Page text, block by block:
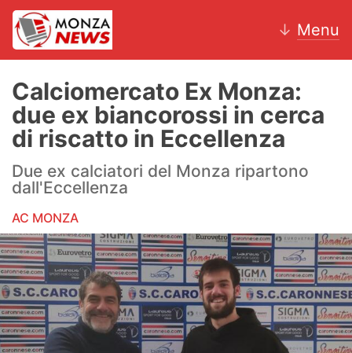
↓ Menu
News
AC Monza
Motori
Volley
Hockey
Altri sport
Calciomercato Ex Monza:
due ex biancorossi in cerca
di riscatto in Eccellenza
Due ex calciatori del Monza ripartono
dall'Eccellenza
AC MONZA